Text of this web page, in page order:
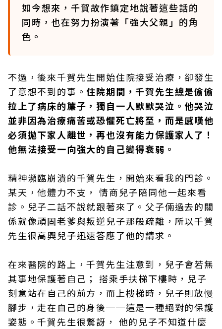
如今想來，千賀故作鎮定地說著這些話的
同時，也在努力扮演著「強大父親」的角
色。
不過，後來千賀先生開始住院接受治療，卻發生
了意想不到的事。住院期間，千賀先生總是偷偷
拉上了病床的簾子，獨自一人默默哭泣。他哭泣
並非因為治療痛苦或恐懼死亡將至，而是感嘆他
必須拋下家人離世，再也沒有能力保護家人了！
他無法接受一向強大的自己變得衰弱。
精神瀕臨崩潰的千賀先生，開始來看我的門診。
某天，他體力不支， 情商兒子陪同他一起來看
診。兒子二話不說就跟著來了。父子倆過去的關
係就像頑固老爹與叛逆兒子那般疏離，所以千賀
先生很高興兒子迅速答應了他的請求。
在來醫院的路上，千賀先生注意到，兒子會若無
其事地保護著自己； 搭乘手扶梯下樓時，兒子
刻意站在自己的前方，而上樓梯時，兒子則放慢
腳步，走在自己的身後──這是一種絕對的保護
姿態。千賀先生很驚訝， 他的兒子不知道什麼